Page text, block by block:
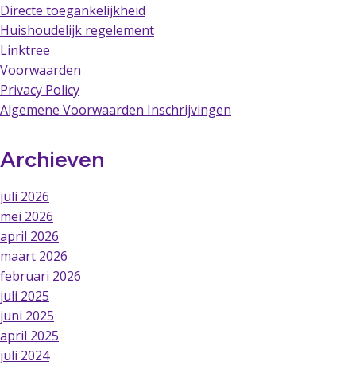
Directe toegankelijkheid
Huishoudelijk regelement
Linktree
Voorwaarden
Privacy Policy
Algemene Voorwaarden Inschrijvingen
Archieven
juli 2026
mei 2026
april 2026
maart 2026
februari 2026
juli 2025
juni 2025
april 2025
juli 2024